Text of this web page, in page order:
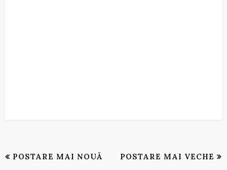
POSTARE MAI NOUĂ POSTARE MAI VECHE